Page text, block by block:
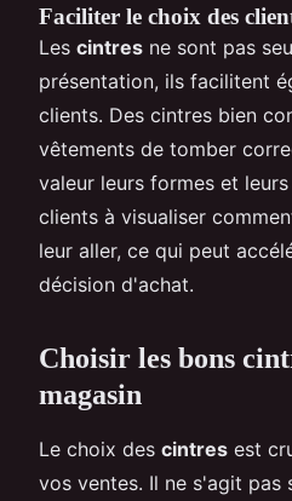
Faciliter le choix des
Les cintres ne sont pas
présentation, ils facilitent
clients. Des cintres bien
vêtements de tomber
valeur leurs formes et
clients à visualiser
leur aller, ce qui peut
décision d'achat.
Choisir les bons
magasin
Le choix des cintres est
vos ventes. Il ne s'agit pas